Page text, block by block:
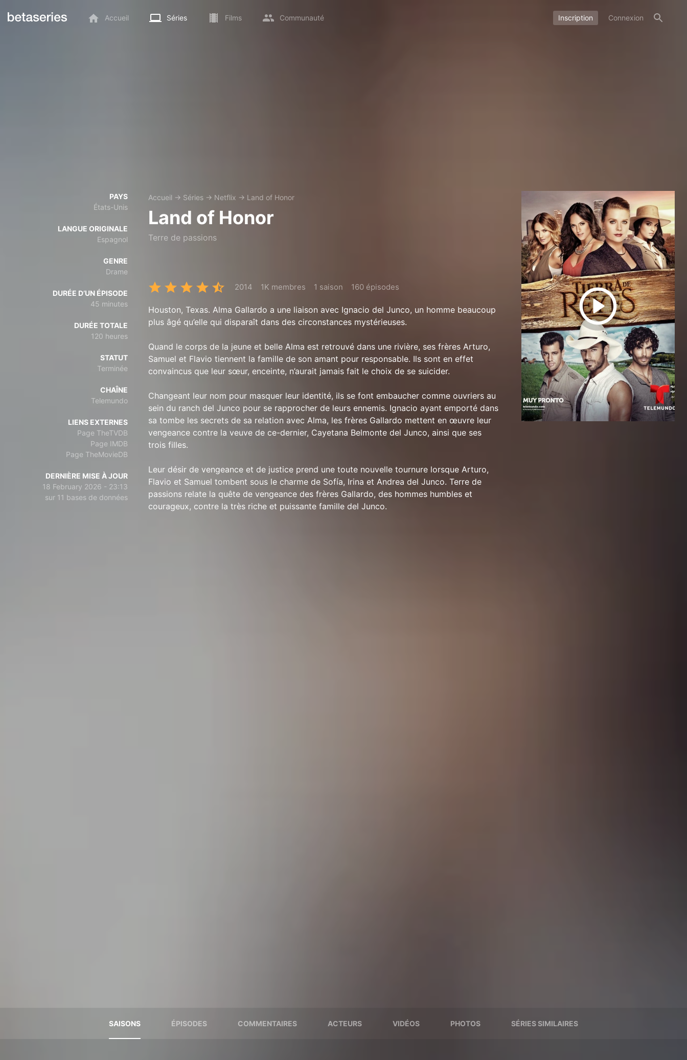
Accueil Séries Films Communauté Inscription Connexion
PAYS
États-Unis
LANGUE ORIGINALE
Espagnol
GENRE
Drame
DURÉE D’UN ÉPISODE
45 minutes
DURÉE TOTALE
120 heures
STATUT
Terminée
CHAÎNE
Telemundo
LIENS EXTERNES
Page TheTVDB
Page IMDB
Page TheMovieDB
DERNIÈRE MISE À JOUR
18 February 2026 - 23:13
sur 11 bases de données
Accueil → Séries → Netflix → Land of Honor
Land of Honor
Terre de passions
2014 1K membres 1 saison 160 épisodes
Houston, Texas. Alma Gallardo a une liaison avec Ignacio del Junco, un homme beaucoup
plus âgé qu’elle qui disparaît dans des circonstances mystérieuses.
Quand le corps de la jeune et belle Alma est retrouvé dans une rivière, ses frères Arturo,
Samuel et Flavio tiennent la famille de son amant pour responsable. Ils sont en effet
convaincus que leur sœur, enceinte, n’aurait jamais fait le choix de se suicider.
Changeant leur nom pour masquer leur identité, ils se font embaucher comme ouvriers au
sein du ranch del Junco pour se rapprocher de leurs ennemis. Ignacio ayant emporté dans
sa tombe les secrets de sa relation avec Alma, les frères Gallardo mettent en œuvre leur
vengeance contre la veuve de ce-dernier, Cayetana Belmonte del Junco, ainsi que ses
trois filles.
Leur désir de vengeance et de justice prend une toute nouvelle tournure lorsque Arturo,
Flavio et Samuel tombent sous le charme de Sofía, Irina et Andrea del Junco. Terre de
passions relate la quête de vengeance des frères Gallardo, des hommes humbles et
courageux, contre la très riche et puissante famille del Junco.
SAISONS ÉPISODES COMMENTAIRES ACTEURS VIDÉOS PHOTOS SÉRIES SIMILAIRES